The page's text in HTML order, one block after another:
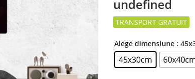
la
undefined
Alege dimensiune :
45x30cm